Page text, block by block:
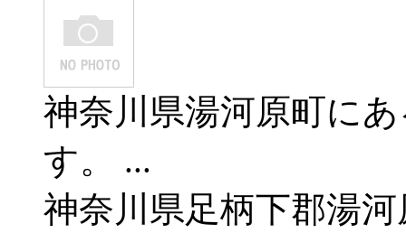
神奈川県湯河原町に
す。 ...
神奈川県足柄下郡湯